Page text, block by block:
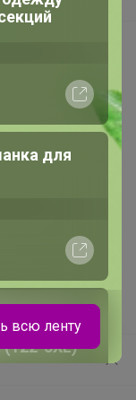
для
Широкий
(122-3XL)
всю ленту
кнопку